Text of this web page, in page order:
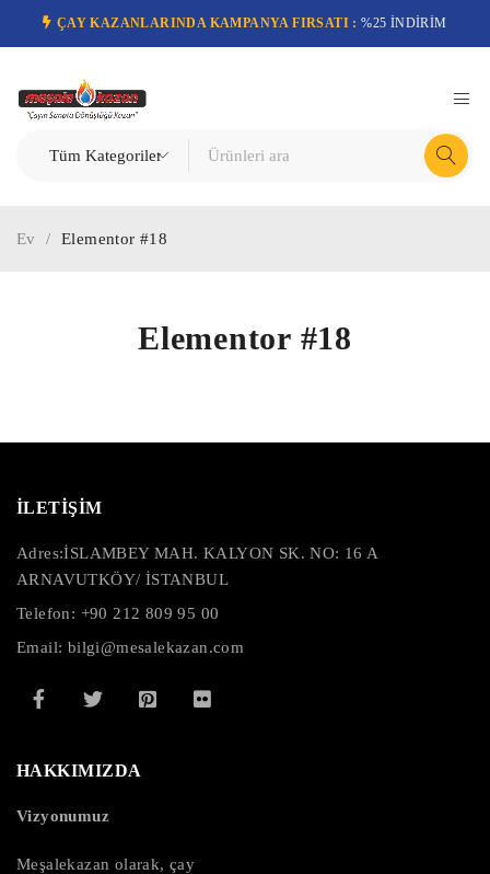
ÇAY KAZANLARINDA KAMPANYA FIRSATI : %25 İNDİRİM
Elementor #18
Ev / Elementor #18
İLETİŞİM
Adres:İSLAMBEY MAH. KALYON SK. NO: 16 A
ARNAVUTKÖY/ İSTANBUL
Telefon: +90 212 809 95 00
Email: bilgi@mesalekazan.com
HAKKIMIZDA
Vizyonumuz
Meşalekazan olarak, çay